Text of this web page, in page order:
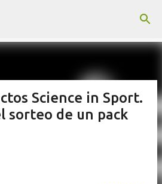
principal
Science in Sport.
sorteo de un pack